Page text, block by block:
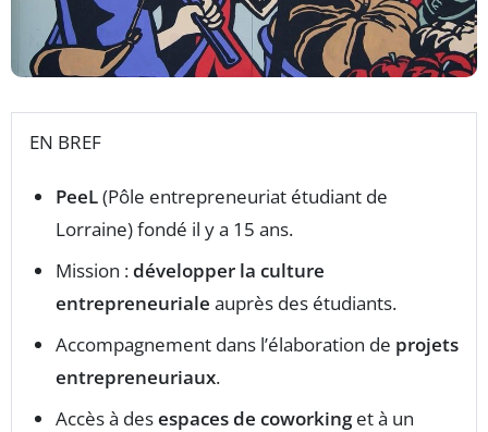
EN BREF
PeeL(Pôle entrepreneuriat étudiant de
Lorraine) fondé il y a 15 ans.
Mission :développer la culture
entrepreneuriale auprès des étudiants.
Accompagnement dans l’élaboration de projets
entrepreneuriaux.
Accès à desespaces de coworkinget à un